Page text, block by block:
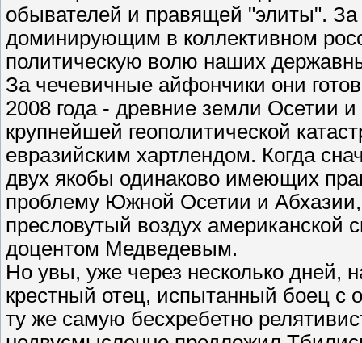
обывателей и правящей "элиты".
доминирующим в коллективном
политическую волю наших
За чечевичные айфончики они
2008 года - древние земли Осетии
крупнейшей геополитической
евразийским хартлендом. Когда
двух якобы одинаково имеющих
проблему Южной Осетии и
пресловутый воздух
доцентом Медведевым.
Но увы, уже через несколько дней,
крестный отец, испытанный боец
ту же самую бесхребетно